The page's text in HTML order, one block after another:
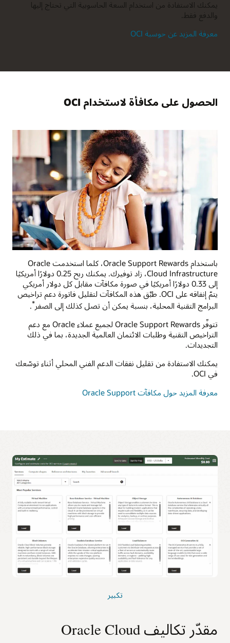
يمكنك الاستفادة من استخدام السعة الحاسوبية التي تحتاج إليها
والدفع فقط.
معرفة المزيد عن حوسبة OCI‏
الحصول على مكافأة لاستخدام OCI
باستخدام Oracle Support Rewards، كلما استخدمت Oracle
Cloud Infrastructure؜، زاد توفيرك. يمكنك ربح 0.25 دولارًا أمريكيًا
إلى 0.33 دولارًا أمريكيًا في صورة مكافآت مقابل كل دولار أمريكي
يتمّ إنفاقه على OCI. طبِّق هذه المكافآت لتقليل فاتورة دعم تراخيص
البرامج التقنية المحلية، بنسبة يمكن أن تصل كذلك إلى الصفر*
.
تتوفّر Oracle Support Rewards لجميع عملاء Oracle مع دعم
التراخيص التقنية وطلبات الائتمان العالمية الجديدة، بما في ذلك
التجديدات.
يمكنك الاستفادة من تقليل نفقات الدعم الفني المحلي أثناء توسّعك
في OCI.
معرفة المزيد حول مكافآت Oracle Support
مقدّر تكاليف Oracle Cloud
تكبير